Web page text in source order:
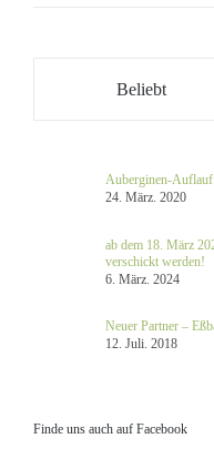
Beliebt
Auberginen-
24. März. 2020
ab dem 18. März
verschickt werden!
6. März. 2024
Neuer Partner –
12. Juli. 2018
Finde uns auch auf Facebook